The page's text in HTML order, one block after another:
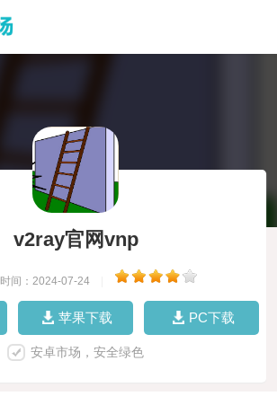
v2ray官网vnp
时间：2024-07-24
苹果下载 PC下载
安卓市场，安全绿色